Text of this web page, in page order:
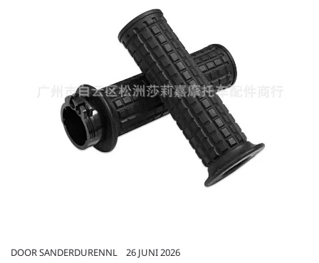
DOORSANDERDURENNL 26 JUNI 2026